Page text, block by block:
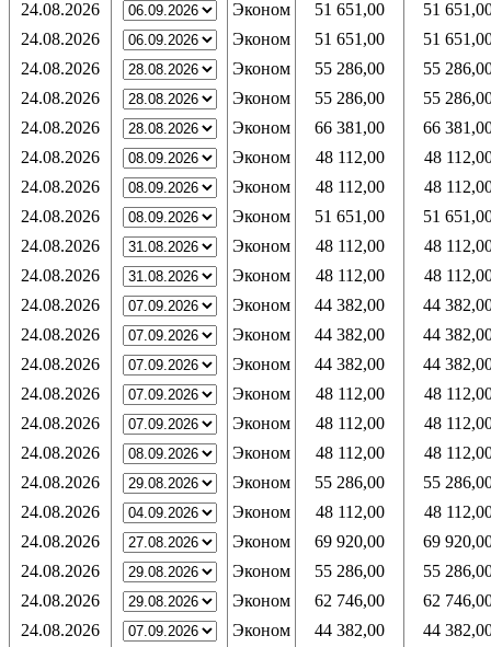
24.08.2026 Эконом 51 651,00
51
24.08.2026
Эконом 51 651,00
51
24.08.2026
Эконом 55 286,00
55
24.08.2026
Эконом 55 286,00
55
24.08.2026
Эконом 66 381,00
66
24.08.2026
Эконом 48 112,00
48
24.08.2026
Эконом 48 112,00
48
24.08.2026
Эконом 51 651,00
51
24.08.2026
Эконом 48 112,00
48
24.08.2026
Эконом 48 112,00
48
24.08.2026
Эконом 44 382,00
44
24.08.2026
Эконом 44 382,00
44
24.08.2026
Эконом 44 382,00
44
24.08.2026
Эконом 48 112,00
48
24.08.2026
Эконом 48 112,00
48
24.08.2026
Эконом 48 112,00
48
24.08.2026
Эконом 55 286,00
55
24.08.2026
Эконом 48 112,00
48
24.08.2026
Эконом 69 920,00
69
24.08.2026
Эконом 55 286,00
55
24.08.2026
Эконом 62 746,00
62
24.08.2026
Эконом 44 382,00
44